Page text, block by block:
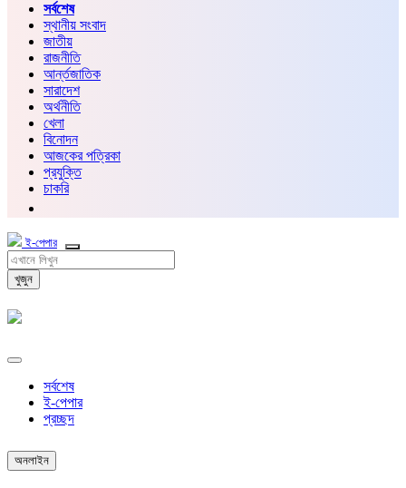
সর্বশেষ
স্থানীয় সংবাদ
জাতীয়
রাজনীতি
আর্ন্তজাতিক
সারাদেশ
অর্থনীতি
খেলা
বিনোদন
আজকের পত্রিকা
প্রযুক্তি
চাকরি
ই-পেপার
খুজুন
সর্বশেষ
ই-পেপার
প্রচ্ছদ
অনলাইন